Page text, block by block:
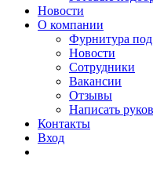
Новости
О компании
Фурнитура под
Новости
Сотрудники
Вакансии
Отзывы
Написать
Контакты
Вход